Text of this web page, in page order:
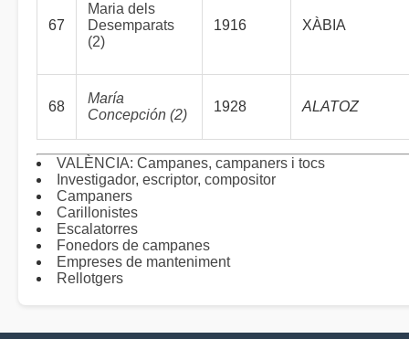
67
Maria dels
Desemparats
(2)
1916 XÀBIA
68
María
Concepción (2)
1928 ALATOZ
VALÈNCIA: Campanes, campaners i tocs
Investigador, escriptor, compositor
Campaners
Carillonistes
Escalatorres
Fonedors de campanes
Empreses de manteniment
Rellotgers